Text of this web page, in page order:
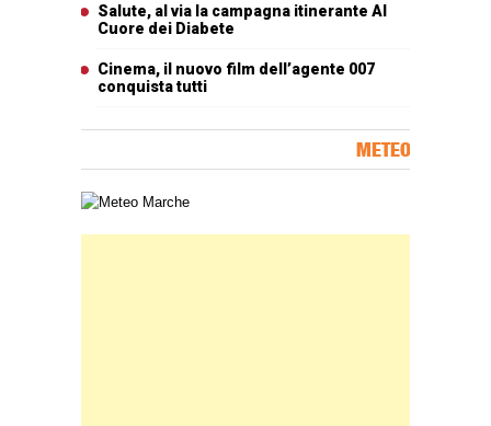
Salute, al via la campagna itinerante Al
Cuore dei Diabete
Cinema, il nuovo film dell’agente 007
conquista tutti
METEO
Carta meteorologica delle Marche